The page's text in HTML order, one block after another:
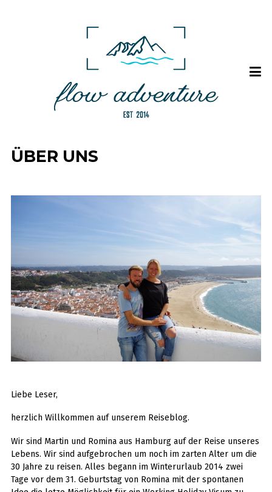
ÜBER UNS
Liebe Leser,
herzlich Willkommen auf unserem Reiseblog.
Wir sind Martin und Romina aus Hamburg auf der Reise unseres
Lebens. Wir sind aufgebrochen um noch im zarten Alter um die
30 Jahre zu reisen. Alles begann im Winterurlaub 2014 zwei
Tage vor dem 31. Geburtstag von Romina mit der spontanen